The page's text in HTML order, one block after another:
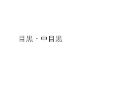
目黒・中目黒